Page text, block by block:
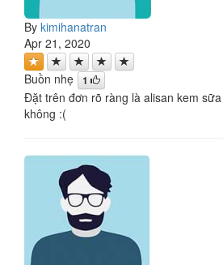
By kimihanatran
Apr 21, 2020
Buồn nhẹ 1
Đặt trên đơn rõ ràng là alisan kem
không :(